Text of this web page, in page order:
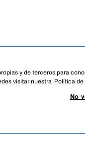
y de terceros para
visitar nuestra Política
No